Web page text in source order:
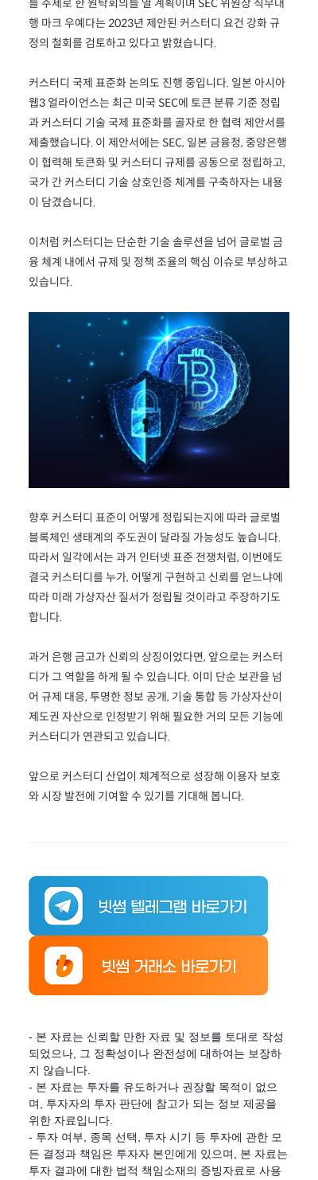
행 마크 우예다는 2023년 제안된 커스터디 요건 강화 규
정의 철회를 검토하고 있다고 밝혔습니다.
커스터디 국제 표준화 논의도 진행 중입니다. 일본 아시아
웹3 얼라이언스는 최근 미국 SEC에 토큰 분류 기준 정립
과 커스터디 기술 국제 표준화를 골자로 한 협력 제안서를
제출했습니다. 이 제안서에는 SEC, 일본 금융청, 중앙은행
이 협력해 토큰화 및 커스터디 규제를 공동으로 정립하고,
국가 간 커스터디 기술 상호인증 체계를 구축하자는 내용
이 담겼습니다.
이처럼 커스터디는 단순한 기술 솔루션을 넘어 글로벌 금
융 체계 내에서 규제 및 정책 조율의 핵심 이슈로 부상하고
있습니다.
향후 커스터디 표준이 어떻게 정립되는지에 따라 글로벌
블록체인 생태계의 주도권이 달라질 가능성도 높습니다.
따라서 일각에서는 과거 인터넷 표준 전쟁처럼, 이번에도
결국 커스터디를 누가, 어떻게 구현하고 신뢰를 얻느냐에
따라 미래 가상자산 질서가 정립될 것이라고 주장하기도
합니다.
과거 은행 금고가 신뢰의 상징이었다면, 앞으로는 커스터
디가 그 역할을 하게 될 수 있습니다. 이미 단순 보관을 넘
어 규제 대응, 투명한 정보 공개, 기술 통합 등 가상자산이
제도권 자산으로 인정받기 위해 필요한 거의 모든 기능에
커스터디가 연관되고 있습니다.
앞으로 커스터디 산업이 체계적으로 성장해 이용자 보호
와 시장 발전에 기여할 수 있기를 기대해 봅니다.
- 본 자료는 신뢰할 만한 자료 및 정보를 토대로 작성
되었으나, 그 정확성이나 완전성에 대하여는 보장하
지 않습니다.
- 본 자료는 투자를 유도하거나 권장할 목적이 없으
며, 투자자의 투자 판단에 참고가 되는 정보 제공을
위한 자료입니다.
- 투자 여부, 종목 선택, 투자 시기 등 투자에 관한 모
든 결정과 책임은 투자자 본인에게 있으며, 본 자료는
투자 결과에 대한 법적 책임소재의 증빙자료로 사용